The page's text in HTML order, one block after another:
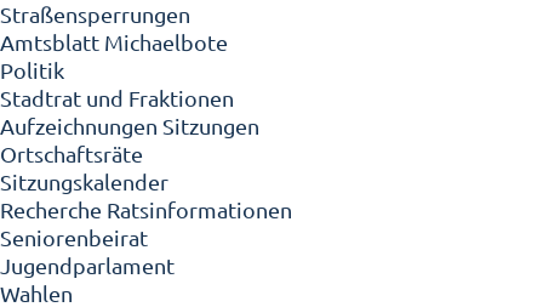
Straßensperrungen
Amtsblatt Michaelbote
Politik
Stadtrat und Fraktionen
Aufzeichnungen Sitzungen
Ortschaftsräte
Sitzungskalender
Recherche Ratsinformationen
Seniorenbeirat
Jugendparlament
Wahlen